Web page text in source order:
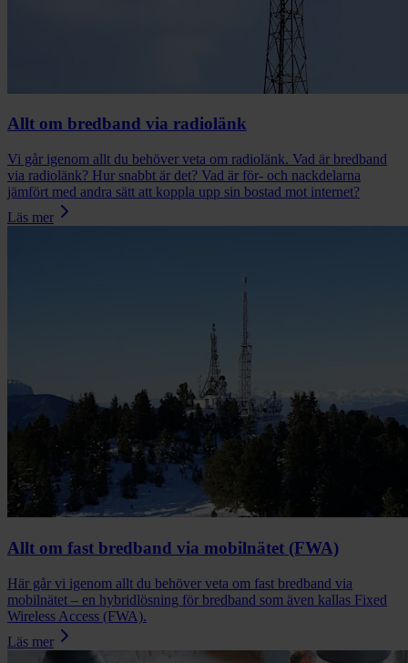
Allt om bredband via radiolänk
Vi går igenom allt du behöver veta om radiolänk. Vad är bredband
via radiolänk? Hur snabbt är det? Vad är för- och nackdelarna
jämfört med andra sätt att koppla upp sin bostad mot internet?
Läs mer
Allt om fast bredband via mobilnätet (FWA)
Här går vi igenom allt du behöver veta om fast bredband via
mobilnätet – en hybridlösning för bredband som även kallas Fixed
Wireless Access (FWA).
Läs mer